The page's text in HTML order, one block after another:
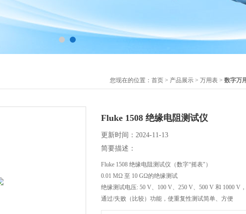
您现在的位置： 首页 > 产品展示 > 万用表 > 数字万
Fluke 1508 绝缘电阻测试仪
更新时间：2024-11-13
简要描述：
Fluke 1508 绝缘电阻测试仪（数字“摇表"）
0.01 MΩ 至 10 GΩ的绝缘测试
绝缘测试电压: 50 V、100 V、250 V、500 V 和 1000 V
通过/失败（比较）功能，使重复性测试简单、方便
保存/调用功能，有19个存储单元，节约时间和人力